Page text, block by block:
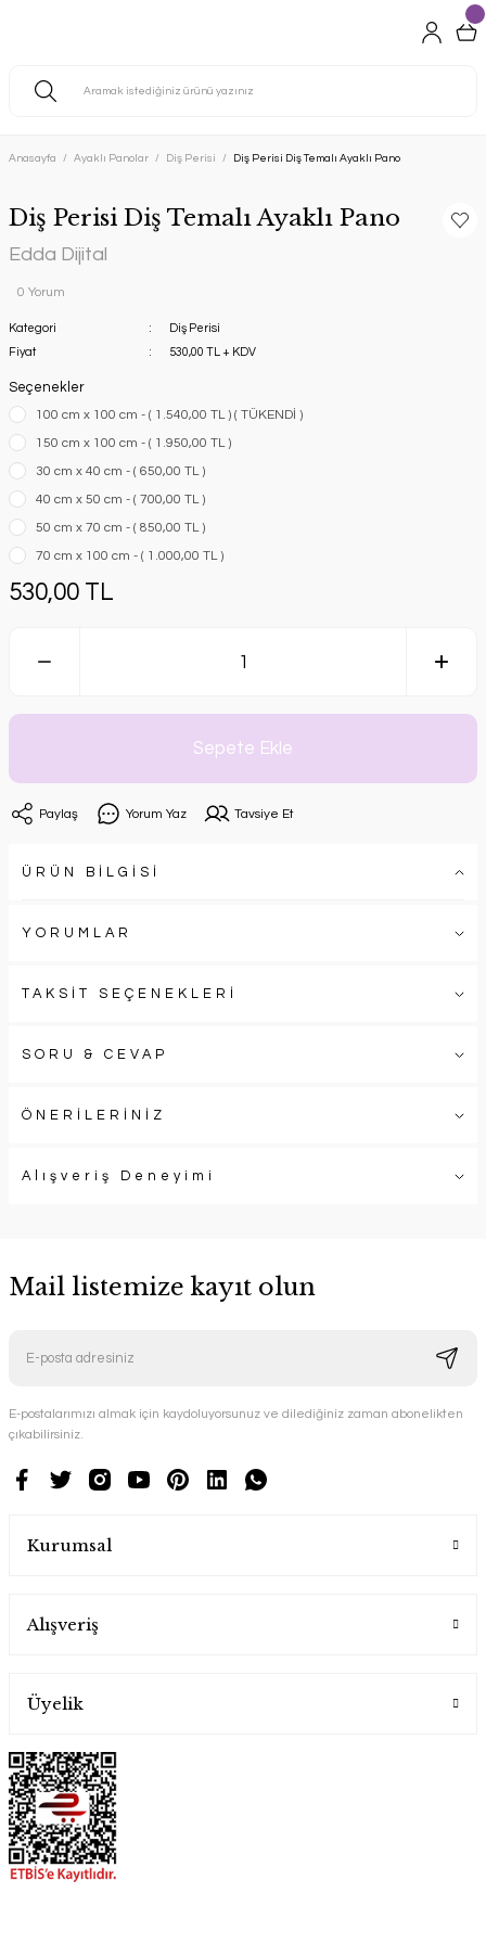
Anasayfa Ayaklı Panolar Diş Perisi Diş Perisi Diş Temalı Ayaklı Pano
Diş Perisi Diş Temalı Ayaklı Pano
Edda Dijital
0 Yorum
Kategori
Diş Perisi
Fiyat
530,00 TL + KDV
Seçenekler
100 cm x 100 cm - ( 1.540,00 TL ) ( TÜKENDİ )
150 cm x 100 cm - ( 1.950,00 TL )
30 cm x 40 cm - ( 650,00 TL )
40 cm x 50 cm - ( 700,00 TL )
50 cm x 70 cm - ( 850,00 TL )
70 cm x 100 cm - ( 1.000,00 TL )
530,00 TL
Sepete Ekle
Paylaş Yorum Yaz Tavsiye Et
ÜRÜN BİLGİSİ
YORUMLAR
TAKSİT SEÇENEKLERİ
SORU & CEVAP
ÖNERİLERİNİZ
Alışveriş Deneyimi
Mail listemize kayıt olun
E-postalarımızı almak için kaydoluyorsunuz ve dilediğiniz zaman abonelikten
çıkabilirsiniz.
Kurumsal
Alışveriş
Üyelik